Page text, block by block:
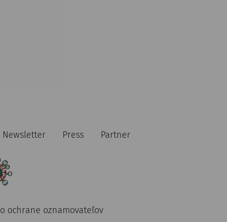
Newsletter Press Partner
ochrane oznamovateľov